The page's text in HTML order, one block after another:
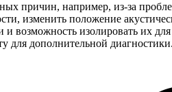
причин, например, из-за
изменить положение
возможность изолировать их
для дополнительной диагностики.